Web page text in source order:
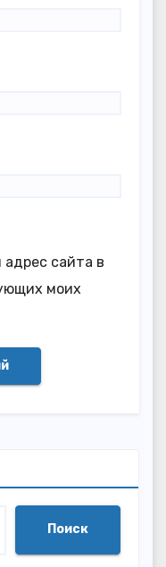
сайта в
моих
Поиск